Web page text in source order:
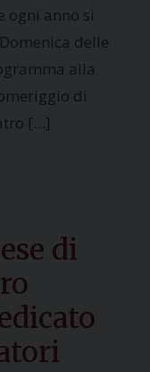
ogni anno si
delle
alla
di
[…]
di